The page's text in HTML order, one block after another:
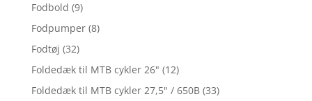
Fodbold (9)
Fodpumper (8)
Fodtøj (32)
Foldedæk til MTB cykler 26" (12)
Foldedæk til MTB cykler 27,5" / 650B (33)